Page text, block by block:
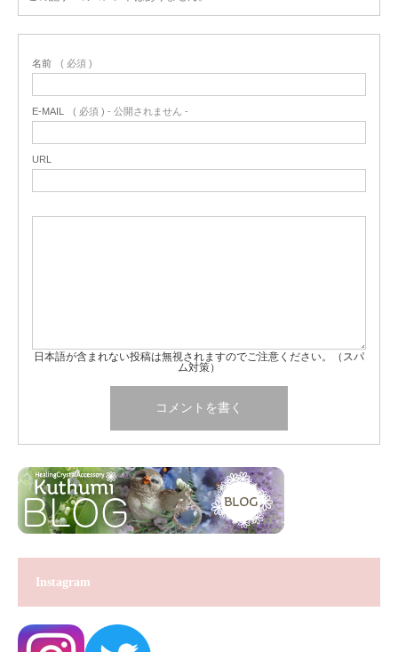
名前 ( 必須 )
E-MAIL ( 必須 ) - 公開されません -
URL
日本語が含まれない投稿は無視されますのでご注意ください。（スパ
ム対策）
Instagram